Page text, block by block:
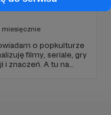
miesięcznie
o popkulturze
filmy, seriale, gry
i znaczeń. A tu na